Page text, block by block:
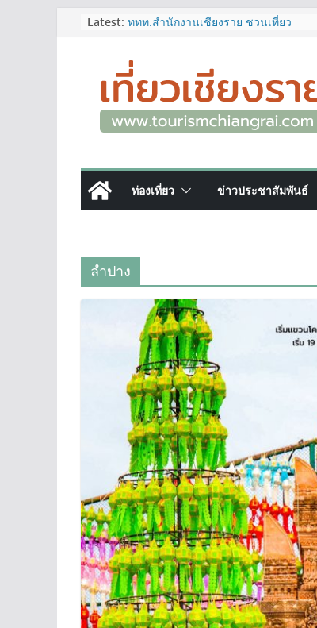
Latest: ททท.สำนักงานเชียงราย ชวนเที่ยว
เก็บแสตมป์ครบ แล้วรับของที่ระลึกสุด
พิเศษ! ทันที
เลขสวย หมวด ขจ เปิดประมูลออนไลน์
แล้ววันนี้ เลขเด่น เลขมงคล ความหมาย
ดีมีให้เลือกหลากหลายทั้ง 301 หมายเลข
จ.เชียงราย ที่ไม่ควรพลาด!
12–16 ส.ค.นี้ เตรียมพบกับมหกรรมสุด
ยิ่งใหญ่แห่งปี “อุตสาหกรรมแฟร์ ล้านนา
ตะวันออก 2026”
ศิลปะมีชีวิต หนุนเศรษฐกิจสร้างสรรค์
และการท่องเที่ยวของเมือง
ท่องเที่ยว ข่าวประชาสัมพันธ์
ลำปาง